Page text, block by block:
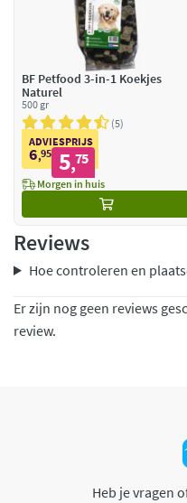
BF Petfood 3-in-1 Koekjes
Naturel
500 gr
5
ADVIESPRIJS
6,95 5,75
Morgen in huis
Reviews
Hoe controleren en
Er zijn nog geen reviews
review.
Heb je vragen